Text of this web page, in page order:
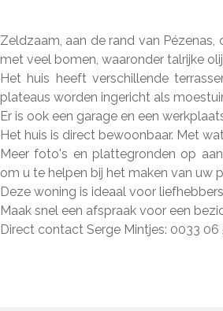
Zeldzaam, aan de rand van
met veel bomen, waaronder talrijke
Het huis heeft verschillende
plateaus worden ingericht als
Er is ook een garage en een
Het huis is direct bewoonbaar. Met
Meer foto's en plattegronden op
om u te helpen bij het maken van uw
Deze woning is ideaal voor
Maak snel een afspraak voor een
Direct contact Serge Mintjes: 0033